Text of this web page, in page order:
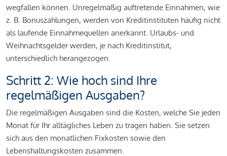
wegfallen können. Unregelmäßig auftretende Einnahmen, wie
z. B. Bonuszahlungen, werden von Kreditinstituten häufig nicht
als laufende Einnahmequellen anerkannt. Urlaubs- und
Weihnachtsgelder werden, je nach Kreditinstitut,
unterschiedlich herangezogen.
Schritt 2: Wie hoch sind Ihre
regelmäßigen Ausgaben?
Die regelmäßigen Ausgaben sind die Kosten, welche Sie jeden
Monat für Ihr alltägliches Leben zu tragen haben. Sie setzen
sich aus den monatlichen Fixkosten sowie den
Lebenshaltungskosten zusammen.